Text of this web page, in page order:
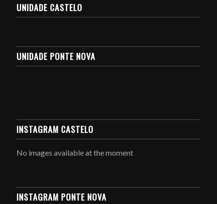
UNIDADE CASTELO
UNIDADE PONTE NOVA
INSTAGRAM CASTELO
No images available at the moment
INSTAGRAM PONTE NOVA